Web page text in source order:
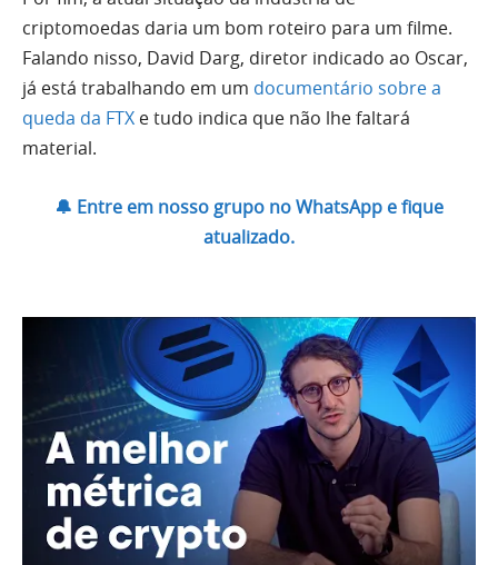
criptomoedas daria um bom roteiro para um filme.
Falando nisso, David Darg, diretor indicado ao Oscar,
já está trabalhando em um documentário sobre a
queda da FTX e tudo indica que não lhe faltará
material.
🔔 Entre em nosso grupo no WhatsApp e fique
atualizado.